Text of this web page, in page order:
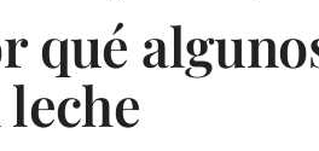
qué
leche